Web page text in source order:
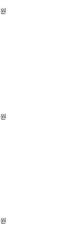
원
원
원